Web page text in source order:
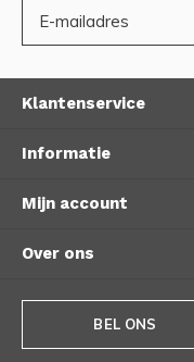
Klantenservice
Informatie
Mijn account
Over ons
BEL ONS